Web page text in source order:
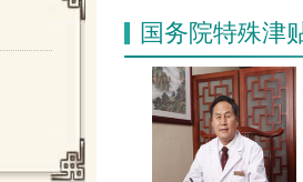
教授 博士生导师
国务院特殊津